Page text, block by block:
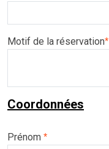
Motif de la réservation*
Coordonnées
Prénom *